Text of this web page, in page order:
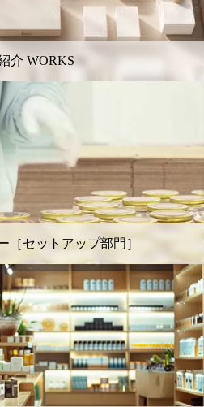
介 WORKS
［セットアップ部門］